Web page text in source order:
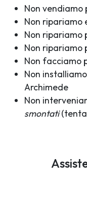
Non vendiamo
Non ripariamo
Non ripariamo
Non ripariamo
Non facciamo
Non
Archimede
Non
smontati